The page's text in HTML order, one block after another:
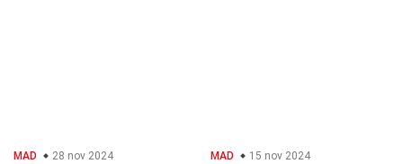
MAD 28 nov 2024 MAD 15 nov 2024